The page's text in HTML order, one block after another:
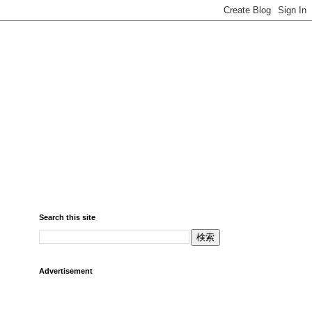
Search this site
Advertisement